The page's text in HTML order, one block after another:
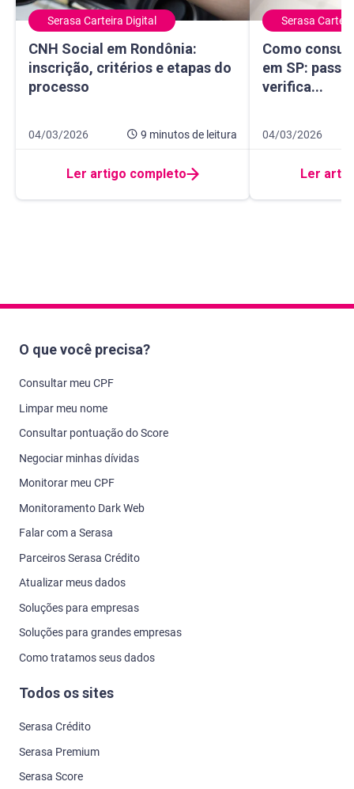
Serasa Carteira Digital
CNH Social em Rondônia:
inscrição, critérios e etapas do
processo
CNH Social em Rondônia: inscrição, critérios e etapas do
Data de publicação 4 de março de 2026
04/03/2026 9 minutosde leitura
9 minutos de leitura
Ler artigo completo
Serasa
Como
em SP:
verifica...
Como
Data de
04/03/2026
7 minutos de
Ler
O que você precisa?
Consultar meu CPF
Limpar meu nome
Consultar pontuação do Score
Negociar minhas dívidas
Monitorar meu CPF
Monitoramento Dark Web
Falar com a Serasa
Parceiros Serasa Crédito
Atualizar meus dados
Soluções para empresas
Soluções para grandes empresas
Como tratamos seus dados
Todos os sites
Serasa Crédito
Serasa Premium
Serasa Score